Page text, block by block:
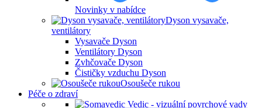
Novinky v nabídce
Dyson vysavače,
ventilátory
Vysavače Dyson
Ventilátory Dyson
Zvhčovače Dyson
Čističky vzduchu Dyson
Osoušeče rukou
Péče o zdraví